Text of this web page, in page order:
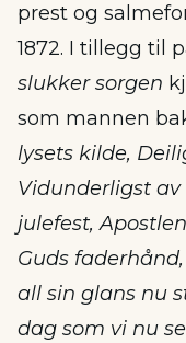
prest og
1872. I tillegg til
slukker sorgen
som mannen
lysets kilde,
Vidunderligst
julefest,
Guds
all sin glans nu
dag som vi nu